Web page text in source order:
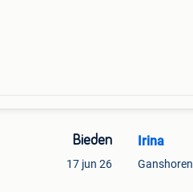
Bieden
17 jun 26
Irina
Ganshoren